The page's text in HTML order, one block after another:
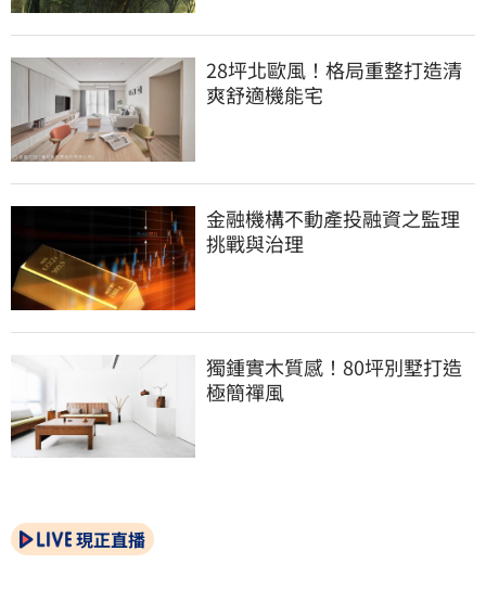
28坪北歐風！格局重整打造清
爽舒適機能宅
金融機構不動產投融資之監理
挑戰與治理
獨鍾實木質感！80坪別墅打造
極簡禪風
現正直播